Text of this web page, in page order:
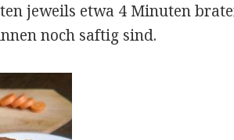
jeweils etwa 4 Minuten
noch saftig sind.